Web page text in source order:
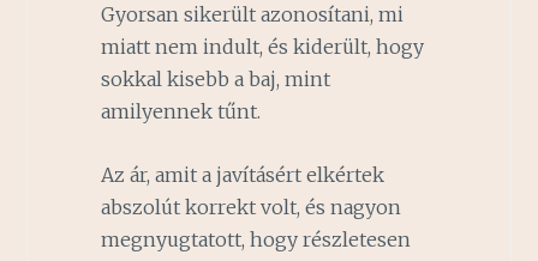
Gyorsan sikerült azonosítani, mi
miatt nem indult, és kiderült, hogy
sokkal kisebb a baj, mint
amilyennek tűnt.
Az ár, amit a javításért elkértek
abszolút korrekt volt, és nagyon
megnyugtatott, hogy részletesen